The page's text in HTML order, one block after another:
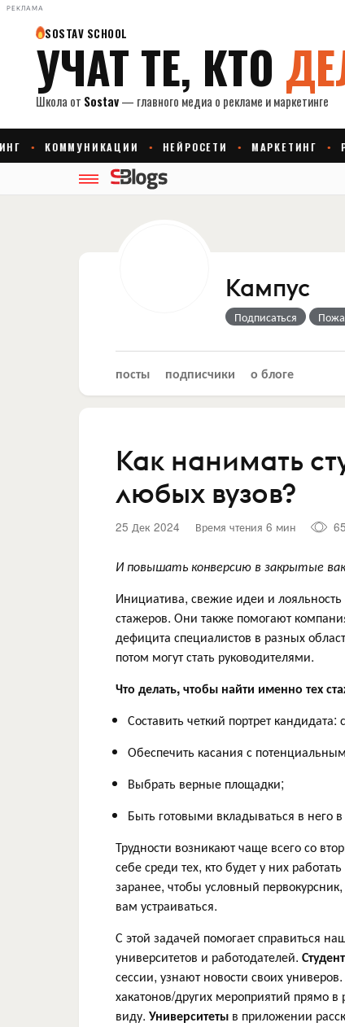
РЕКЛАМА
Кампус
Подписаться
посты подписчики о блоге
Как нанимать
любых вузов?
25 Дек 2024 Время чтения 6 мин
И повышать конверсию в закрытые
Инициатива, свежие идеи и
стажеров. Они также помогают
дефицита специалистов в разных
потом могут стать руководителями.
Что делать, чтобы найти именно тех
Составить четкий портрет
Обеспечить касания с
Выбрать верные площадки;
Быть готовыми вкладываться в него
Трудности возникают чаще всего со
себе среди тех, кто будет у них
заранее, чтобы условный
вам устраиваться.
С этой задачей помогает справиться
университетов и работодателей.
сессии, узнают новости своих универов.
хакатонов/других мероприятий прямо
виду. Университеты в приложении